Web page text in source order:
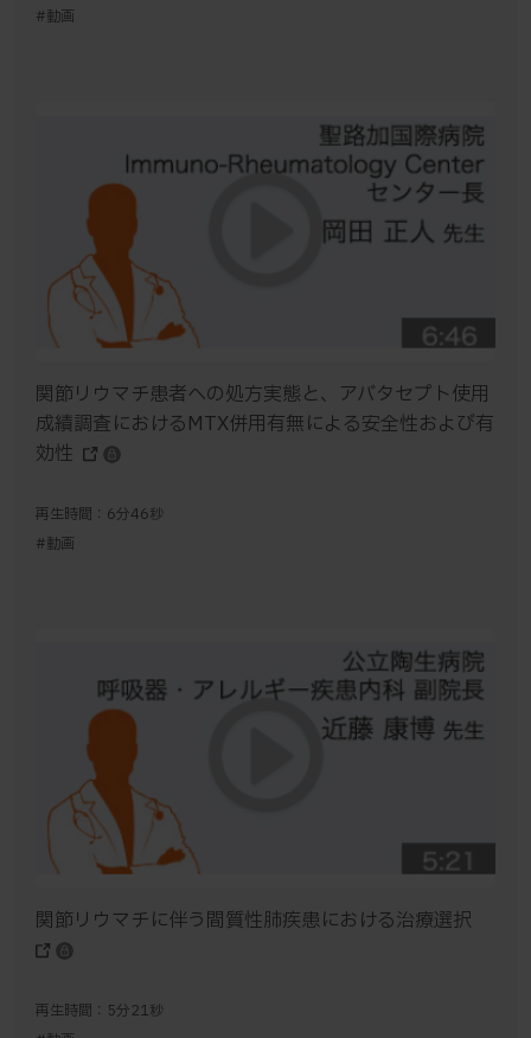
#動画
関節リウマチ患者への処方実態と、アバタセプト使用
成績調査におけるMTX併用有無による安全性および有
効性
再生時間：6分46秒
#動画
関節リウマチに伴う間質性肺疾患における治療選択
再生時間：5分21秒